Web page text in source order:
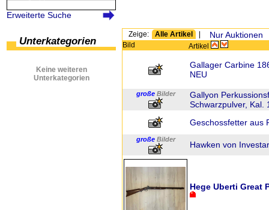
Erweiterte Suche
Unterkategorien
Keine weiteren
Unterkategorien
Zeige: Alle Artikel Nur Auktionen
Bild Artikel
Gallager Carbine
NEU
große Bilder
Gallyon
Schwarzpulver, Kal.
Geschossfetter aus
große Bilder
Hawken von
Hege Uberti Great